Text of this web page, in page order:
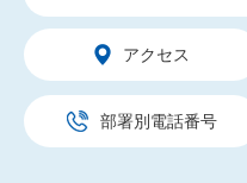
アクセス
部署別電話番号